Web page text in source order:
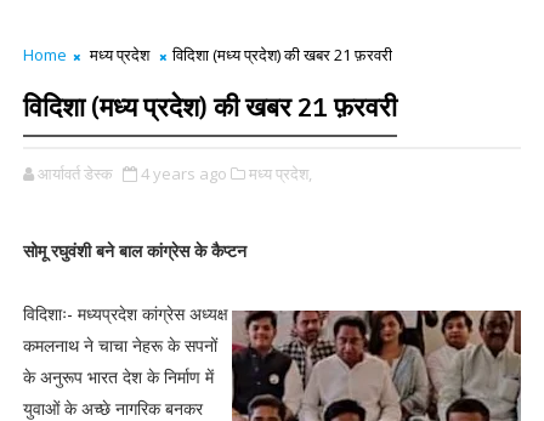
Home मध्य प्रदेश विदिशा (मध्य प्रदेश) की खबर 21 फ़रवरी
विदिशा (मध्य प्रदेश) की खबर 21 फ़रवरी
आर्यावर्त डेस्क 4 years ago मध्य प्रदेश,
सोमू रघुवंशी बने बाल कांग्रेस के कैप्टन
विदिशाः- मध्यप्रदेश कांग्रेस अध्यक्ष
कमलनाथ ने चाचा नेहरू के सपनों
के अनुरूप भारत देश के निर्माण में
युवाओं के अच्छे नागरिक बनकर